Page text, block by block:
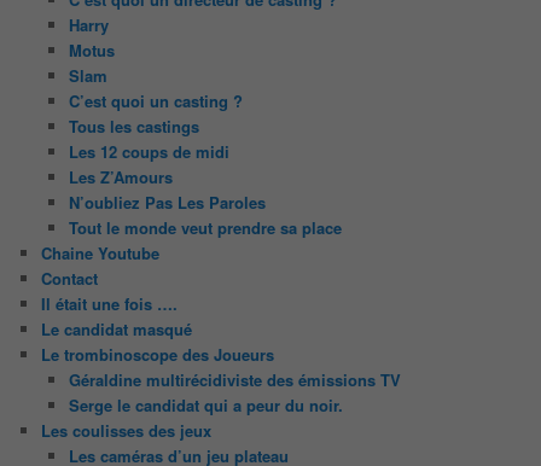
Harry
Motus
Slam
C’est quoi un casting ?
Tous les castings
Les 12 coups de midi
Les Z’Amours
N’oubliez Pas Les Paroles
Tout le monde veut prendre sa place
Chaine Youtube
Contact
Il était une fois ….
Le candidat masqué
Le trombinoscope des Joueurs
Géraldine multirécidiviste des émissions TV
Serge le candidat qui a peur du noir.
Les coulisses des jeux
Les caméras d’un jeu plateau